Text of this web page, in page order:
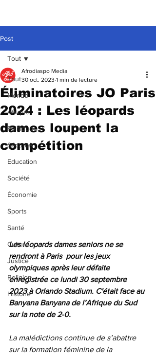
Post
Tout
Monde
Afrique
Politique
Sécurité
Education
Société
Économie
Sports
Santé
Culture
Justice
Religion
Histoire
Tout
Éliminatoires JO Paris
2024 : Les léopards
dames loupent la
compétition
Afrodiaspo Media
30 oct. 2023 1 min de lecture
Les léopards dames seniors ne se
rendront à Paris  pour les jeux
olympiques après leur défaite
enregistrée ce lundi 30 septembre
2023 à Orlando Stadium. C'était face au
Banyana Banyana de l’Afrique du Sud
sur la note de 2-0.
La malédictions continue de s’abattre
sur la formation féminine de la